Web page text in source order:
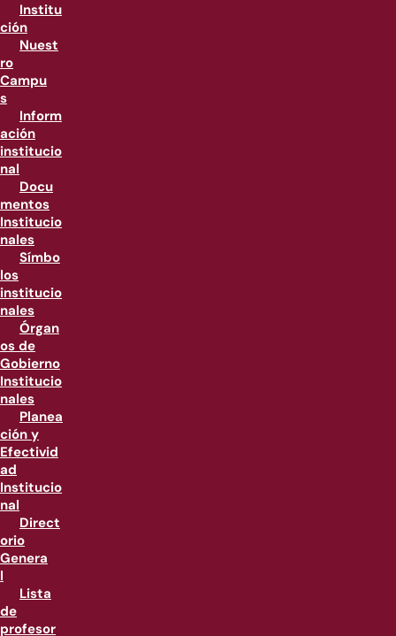
Institu
ción
Nuest
ro
Campu
s
Inform
ación
institucio
nal
Docu
mentos
Institucio
nales
Símbo
los
institucio
nales
Órgan
os de
Gobierno
Institucio
nales
Planea
ción y
Efectivid
ad
Institucio
nal
Direct
orio
Genera
l
Lista
de
profesor